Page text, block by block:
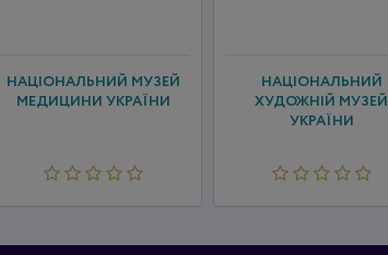
НАЦІОНАЛЬНИЙ МУЗЕЙ
МЕДИЦИНИ УКРАЇНИ
НАЦІОНАЛЬНИЙ
ХУДОЖНІЙ МУЗЕЙ
УКРАЇНИ